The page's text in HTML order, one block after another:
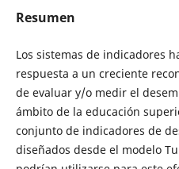
Resumen
Los sistemas de indicadores
respuesta a un creciente
de evaluar y/o medir el
ámbito de la educación
conjunto de indicadores de
diseñados desde el modelo